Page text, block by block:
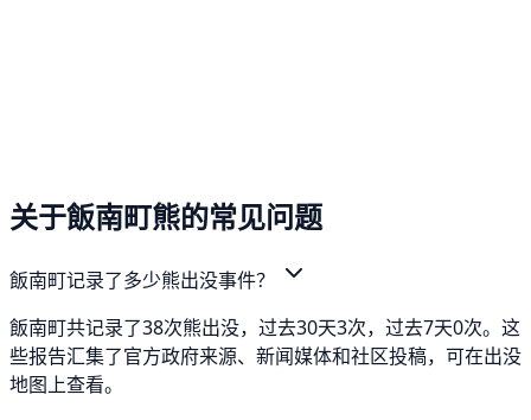
关于飯南町熊的常见问题
飯南町记录了多少熊出没事件？
飯南町共记录了38次熊出没，过去30天3次，过去7天0次。这
些报告汇集了官方政府来源、新闻媒体和社区投稿，可在出没
地图上查看。